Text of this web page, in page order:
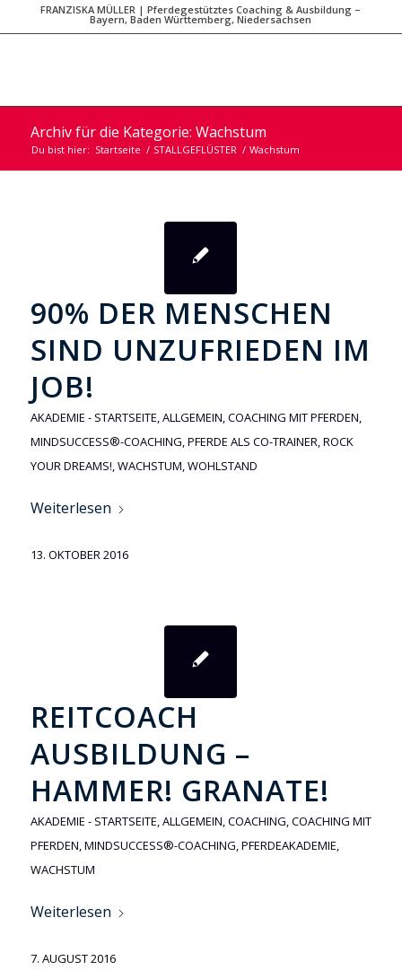
FRANZISKA MÜLLER | Pferdegestütztes Coaching & Ausbildung –
Bayern, Baden Württemberg, Niedersachsen
Archiv für die Kategorie: Wachstum
Du bist hier: Startseite / STALLGEFLÜSTER / Wachstum
90% DER MENSCHEN
SIND UNZUFRIEDEN IM
JOB!
AKADEMIE - STARTSEITE,ALLGEMEIN,COACHING MIT PFERDEN,
MINDSUCCESS®-COACHING,PFERDE ALS CO-TRAINER,ROCK
YOUR DREAMS!,WACHSTUM,WOHLSTAND
Weiterlesen
13. OKTOBER 2016
REITCOACH
AUSBILDUNG –
HAMMER! GRANATE!
AKADEMIE - STARTSEITE,ALLGEMEIN,COACHING,COACHING MIT
PFERDEN,MINDSUCCESS®-COACHING,PFERDEAKADEMIE,
WACHSTUM
Weiterlesen
7. AUGUST 2016